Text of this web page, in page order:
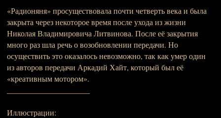
«Радионяня» просуществовала почти четверть века и была
закрыта через некоторое время после ухода из жизни
Николая Владимировича Литвинова. После её закрытия
много раз шла речь о возобновлении передачи. Но
осуществить это оказалось невозможно, так как умер один
из авторов передачи Аркадий Хайт, который был её
«креативным мотором».
Иллюстрации: